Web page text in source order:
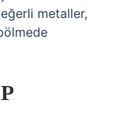
metaller,